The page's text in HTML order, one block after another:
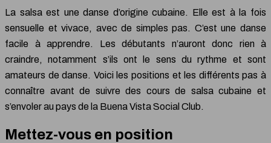
La salsa est une danse d’origine cubaine. Elle est à la fois
sensuelle et vivace, avec de simples pas. C’est une danse
facile à apprendre. Les débutants n’auront donc rien à
craindre, notamment s’ils ont le sens du rythme et sont
amateurs de danse. Voici les positions et les différents pas à
connaître avant de suivre des cours de salsa cubaine et
s’envoler au pays de la Buena Vista Social Club.
Mettez-vous en position